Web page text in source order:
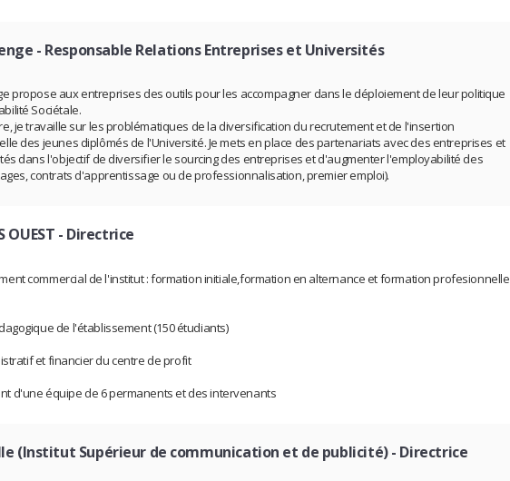
- Responsable Relations Entreprises et Universités
propose aux entreprises des outils pour les accompagner dans le déploiement de leur politique
Sociétale.
je travaille sur les problématiques de la diversification du recrutement et de l'insertion
des jeunes diplômés de l'Université. Je mets en place des partenariats avec des entreprises et
dans l'objectif de diversifier le sourcing des entreprises et d'augmenter l'employabilité des
contrats d'apprentissage ou de professionnalisation, premier emploi).
OUEST - Directrice
commercial de l'institut : formation initiale,formation en alternance et formation profesionnelle
de l'établissement (150 étudiants)
et financier du centre de profit
d'une équipe de 6 permanents et des intervenants
(Institut Supérieur de communication et de publicité)- Directrice